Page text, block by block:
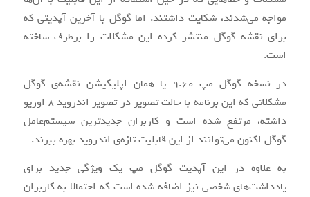
مواجه می‌شدند، شکایت داشتند. اما گوگل با آخرین آپدیتی که
برای نقشه گوگل منتشر کرده این مشکلات را برطرف ساخته
است.
در نسخه گوگل مپ ۹.۶۰ یا همان اپلیکیشن نقشه‌ی گوگل
مشکلاتی که این برنامه با حالت تصویر در تصویر اندروید ۸ اوریو
داشته، مرتفع شده است و کاربران جدیدترین سیستم‌عامل
گوگل اکنون می‌توانند از این قابلیت تازه‌ی اندروید بهره ببرند.
به علاوه در این آپدیت گوگل مپ یک ویژگی جدید برای
یادداشت‌های شخصی نیز اضافه شده است که احتمالا به کاربران